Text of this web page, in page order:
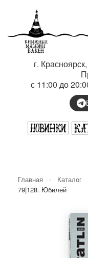
г.
с 11:00 до
Главная › Каталог
79|128. Юбилей